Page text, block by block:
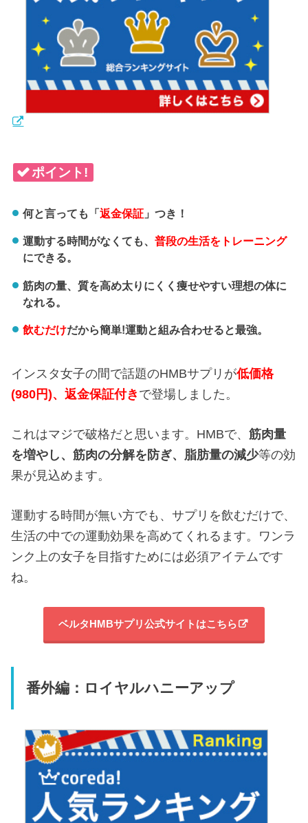
ポイント!
何と言っても「返金保証」つき！
運動する時間がなくても、 普段の生活をトレーニング
にできる。
筋肉の量、質を高め太りにくく痩せやすい理想の体に
なれる。
飲むだけだから簡単!運動と組み合わせると最強。
インスタ女子の間で話題のHMBサプリが低価格
(980円)、返金保証付き で登場しました。
これはマジで破格だと思います。HMBで、筋肉量
を増やし、筋肉の分解を防ぎ、 脂肪量の減少等の効
果が見込めます。
運動する時間が無い方でも、サプリを飲むだけで、
生活の中での運動効果を高めてくれるます。ワンラ
ンク上の女子を目指すためには必須アイテムです
ね。
ベルタHMBサプリ公式サイトはこちら
番外編：ロイヤルハニーアップ